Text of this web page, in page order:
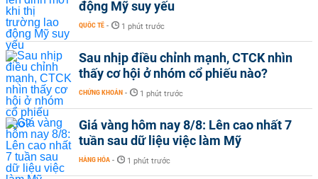
động Mỹ suy yếu
QUỐC TẾ - 1 phút trước
Sau nhịp điều chỉnh mạnh, CTCK nhìn
thấy cơ hội ở nhóm cổ phiếu nào?
CHỨNG KHOÁN - 1 phút trước
Giá vàng hôm nay 8/8: Lên cao nhất 7
tuần sau dữ liệu việc làm Mỹ
HÀNG HÓA - 1 phút trước